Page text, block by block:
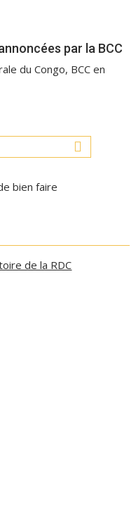
par la BCC
du Congo, BCC en
bien faire
de la RDC